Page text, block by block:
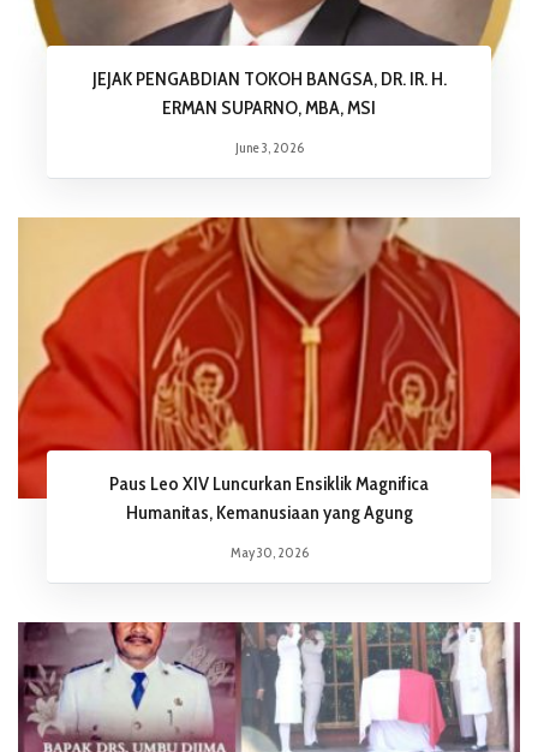
JEJAK PENGABDIAN TOKOH BANGSA, DR. IR. H.
ERMAN SUPARNO, MBA, MSI
June 3, 2026
Paus Leo XIV Luncurkan Ensiklik Magnifica
Humanitas, Kemanusiaan yang Agung
May 30, 2026